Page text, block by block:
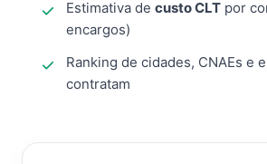
Estimativa de custo CLT por
encargos)
Ranking de cidades, CNAEs e
contratam